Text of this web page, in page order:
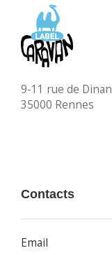
9-11 rue de Dinan
35000 Rennes
Contacts
Email